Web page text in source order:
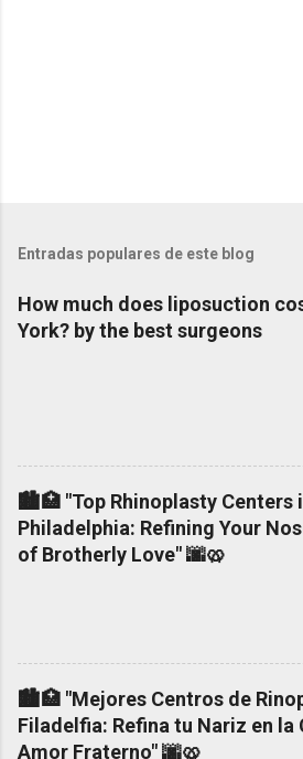
Entradas populares de este blog
How much does liposuction
York? by the best surgeons
🏙️🏥 "Top Rhinoplasty Centers
Philadelphia: Refining Your
of Brotherly Love" 🌆🥨
🏙️🏥 "Mejores Centros de
Filadelfia: Refina tu Nariz en la
Amor Fraterno" 🌆🥨